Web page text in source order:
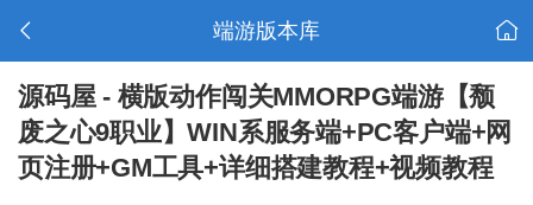
端游版本库
源码屋 - 横版动作闯关MMORPG端游【颓
废之心9职业】WIN系服务端+PC客户端+网
页注册+GM工具+详细搭建教程+视频教程